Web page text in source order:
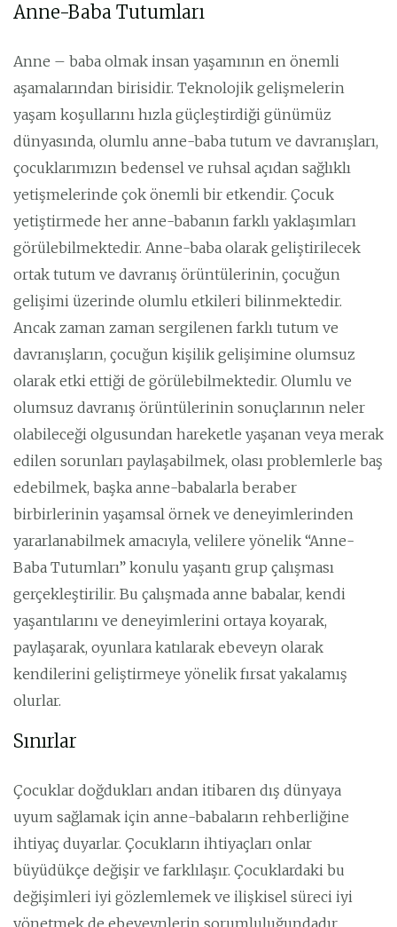
Anne-Baba Tutumları
Anne – baba olmak insan yaşamının en önemli
aşamalarından birisidir. Teknolojik gelişmelerin
yaşam koşullarını hızla güçleştirdiği günümüz
dünyasında, olumlu anne-baba tutum ve davranışları,
çocuklarımızın bedensel ve ruhsal açıdan sağlıklı
yetişmelerinde çok önemli bir etkendir. Çocuk
yetiştirmede her anne-babanın farklı yaklaşımları
görülebilmektedir. Anne-baba olarak geliştirilecek
ortak tutum ve davranış örüntülerinin, çocuğun
gelişimi üzerinde olumlu etkileri bilinmektedir.
Ancak zaman zaman sergilenen farklı tutum ve
davranışların, çocuğun kişilik gelişimine olumsuz
olarak etki ettiği de görülebilmektedir. Olumlu ve
olumsuz davranış örüntülerinin sonuçlarının neler
olabileceği olgusundan hareketle yaşanan veya merak
edilen sorunları paylaşabilmek, olası problemlerle baş
edebilmek, başka anne-babalarla beraber
birbirlerinin yaşamsal örnek ve deneyimlerinden
yararlanabilmek amacıyla, velilere yönelik “Anne-
Baba Tutumları” konulu yaşantı grup çalışması
gerçekleştirilir. Bu çalışmada anne babalar, kendi
yaşantılarını ve deneyimlerini ortaya koyarak,
paylaşarak, oyunlara katılarak ebeveyn olarak
kendilerini geliştirmeye yönelik fırsat yakalamış
olurlar.
Sınırlar
Çocuklar doğdukları andan itibaren dış dünyaya
uyum sağlamak için anne-babaların rehberliğine
ihtiyaç duyarlar. Çocukların ihtiyaçları onlar
büyüdükçe değişir ve farklılaşır. Çocuklardaki bu
değişimleri iyi gözlemlemek ve ilişkisel süreci iyi
yönetmek de ebeveynlerin sorumluluğundadır.